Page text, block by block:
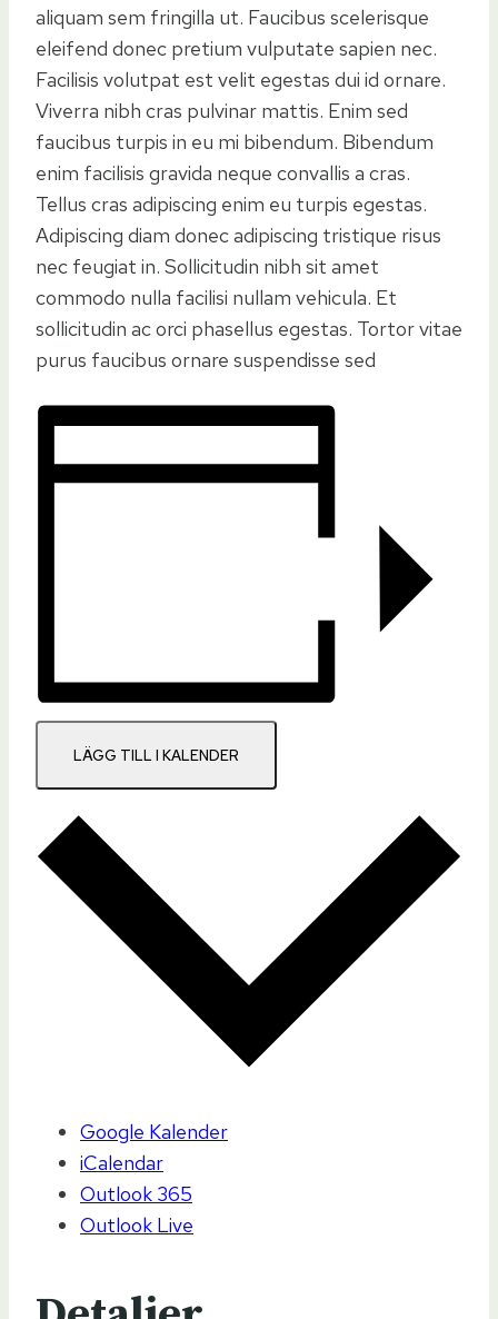
aliquam sem fringilla ut. Faucibus scelerisque
eleifend donec pretium vulputate sapien nec.
Facilisis volutpat est velit egestas dui id ornare.
Viverra nibh cras pulvinar mattis. Enim sed
faucibus turpis in eu mi bibendum. Bibendum
enim facilisis gravida neque convallis a cras.
Tellus cras adipiscing enim eu turpis egestas.
Adipiscing diam donec adipiscing tristique risus
nec feugiat in. Sollicitudin nibh sit amet
commodo nulla facilisi nullam vehicula. Et
sollicitudin ac orci phasellus egestas. Tortor vitae
purus faucibus ornare suspendisse sed
LÄGG TILL I KALENDER
Google Kalender
iCalendar
Outlook 365
Outlook Live